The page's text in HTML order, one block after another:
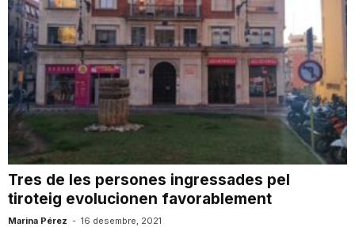
Tres de les persones ingressades pel
tiroteig evolucionen favorablement
Marina Pérez - 16 desembre, 2021